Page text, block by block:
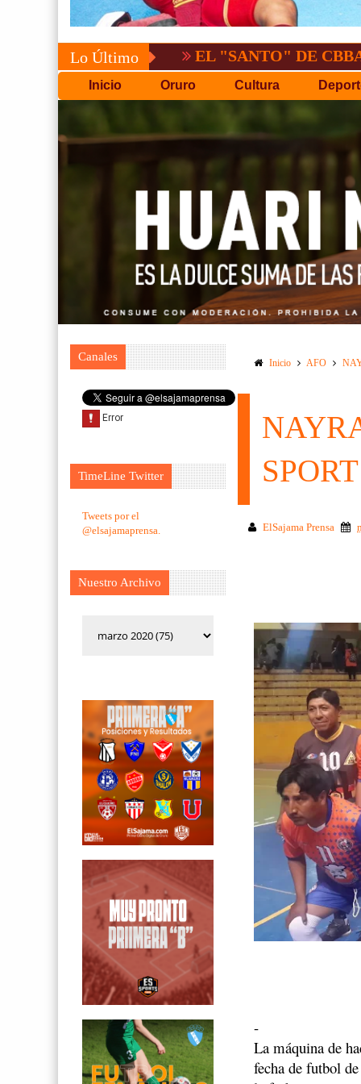
Lo ÚltimoEL "SANTO" DE CBBA,
Inicio Oruro Cultura
Canales
TimeLine Twitter
Tweets por el
@elsajamaprensa.
Nuestro Archivo
Inicio AFO
ElSajama Prensa
-
La máquina de
fecha de futbol